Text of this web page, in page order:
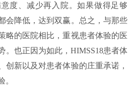
度、减少再入院。如果做得足够
会降低，达到双赢。总之，与那些
略的医院相比，重视患者体验的医
。也正因为如此，HIMSS18患者体
创新以及对患者体验的庄重承诺，
。